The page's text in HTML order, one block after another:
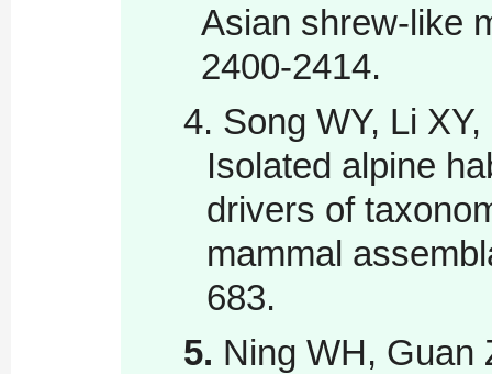
Asian shrew‐like
2400-2414.
4. Song WY, Li
Isolated alpine
drivers of
mammal
683.
5. Ning WH, Guan